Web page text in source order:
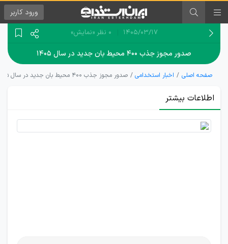
ورود کاربر
۱۴۰۵/۰۳/۱۷ 0 نظر «نمایش»
صدور مجوز جذب ۴۰۰ محیط بان جدید در سال ۱۴۰۵
صفحه اصلی اخبار استخدامی صدور مجوز جذب ۴۰۰ محیط بان جدید در سال ۱۴۰۵
اطلاعات بیشتر
مجوز